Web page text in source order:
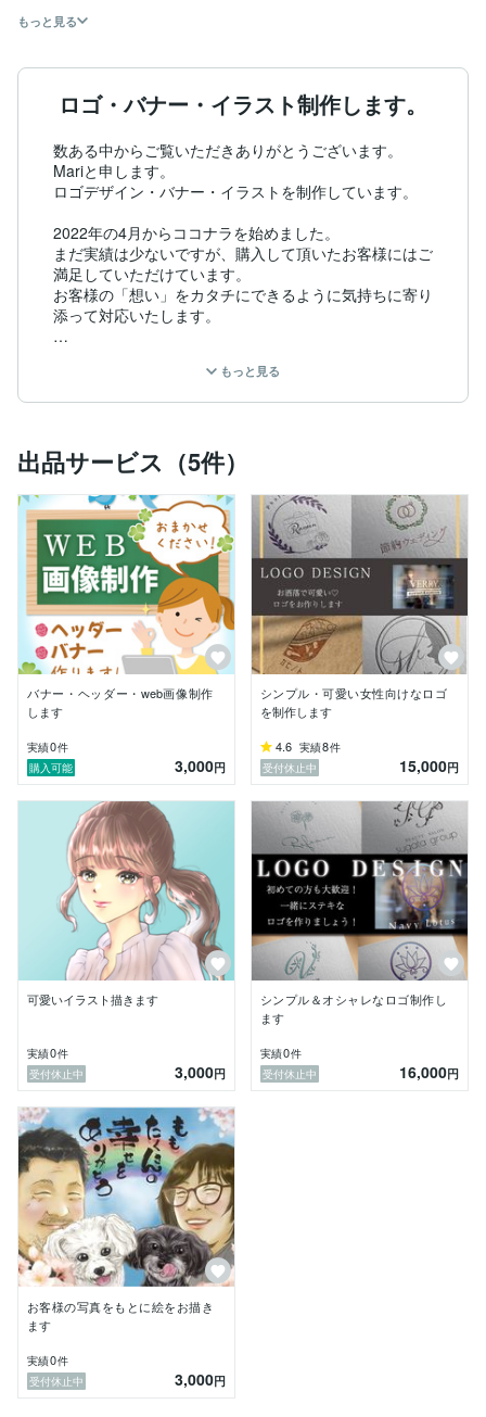
もっと見る
ロゴ・バナー・イラスト制作します。
数ある中からご覧いただきありがとうございます。
Mariと申します。
ロゴデザイン・バナー・イラストを制作しています。
2022年の4月からココナラを始めました。
まだ実績は少ないですが、購入して頂いたお客様にはご
満足していただけています。
お客様の「想い」をカタチにできるように気持ちに寄り
添って対応いたします。
お客様に喜んでもらえるような作品を作りたいと思って
迷っていたら、いつでもお気軽にお声がけください。
★現在はwebマンガやカードゲームなどのサムネイルの
お仕事をしておりますので、返事が遅くなる場合があり
ますがよろしくお願いします。
クラウドワークスやLancersのコンペにも参加中です。
日々努力を惜しまず挑戦中！
▼ポートフォリオ▼
もっと見る
出品サービス（5件）
バナー・ヘッダー・web画像制作
します
実績0件
購入可能
3,000円
シンプル・可愛い女性向けなロゴ
を制作します
4.6 実績8件
受付休止中
15,000円
可愛いイラスト描きます
実績0件
受付休止中
3,000円
シンプル＆オシャレなロゴ制作し
ます
実績0件
受付休止中
16,000円
お客様の写真をもとに絵をお描き
ます
実績0件
受付休止中
3,000円